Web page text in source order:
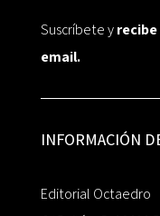
Suscríbete y
email.
INFORMACIÓN
Editorial Octaedro